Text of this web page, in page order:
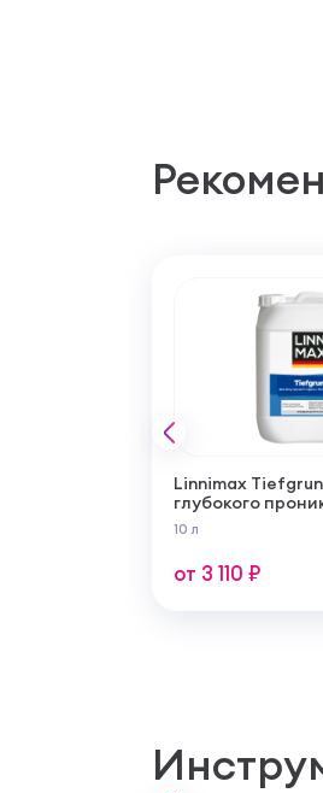
Linnimax
глубокого
внутренних и
10 л
от 3 110 ₽